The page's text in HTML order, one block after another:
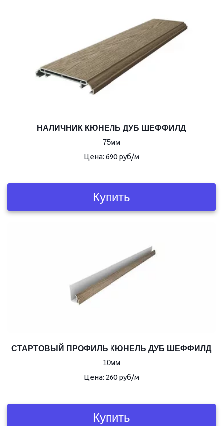
НАЛИЧНИК КЮНЕЛЬ ДУБ ШЕФФИЛД
75мм
Цена: 690 руб/м
Купить
СТАРТОВЫЙ ПРОФИЛЬ КЮНЕЛЬ ДУБ ШЕФФИЛД
10мм
Цена: 260 руб/м
Купить